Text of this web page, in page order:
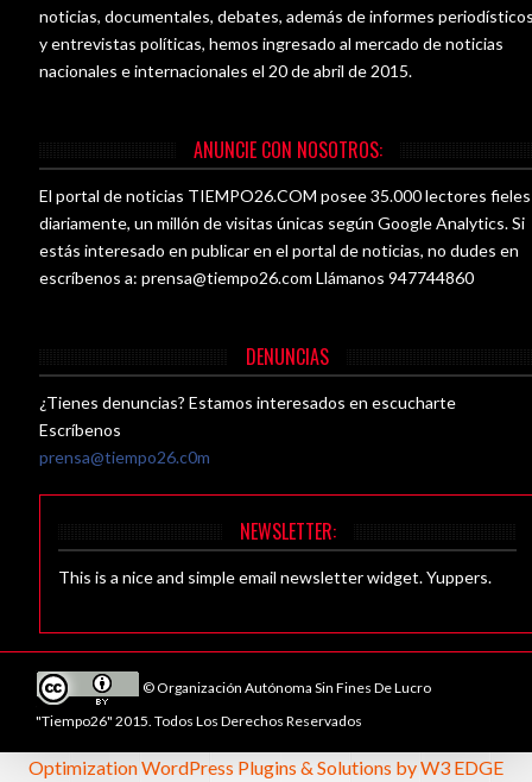
noticias, documentales, debates, además de informes
y entrevistas políticas, hemos ingresado al mercado de noticias
nacionales e internacionales el 20 de abril de 2015.
ANUNCIE CON NOSOTROS:
El portal de noticias TIEMPO26.COM posee 35.000 lectores fieles
diariamente, un millón de visitas únicas según Google Analytics. Si
estás interesado en publicar en el portal de noticias, no dudes en
escríbenos a:prensa@tiempo26.com Llámanos 947744860
DENUNCIAS
¿Tienes denuncias? Estamos interesados en escucharte
Escríbenos
prensa@tiempo26.c0m
NEWSLETTER:
This is a nice and simple email newsletter widget. Yuppers.
© Organización Autónoma Sin Fines De Lucro
"Tiempo26" 2015. Todos Los Derechos Reservados
Optimization WordPress Plugins & Solutions by W3 EDGE